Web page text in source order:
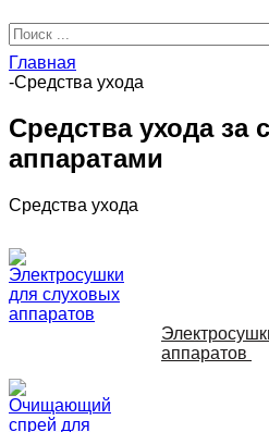
Главная
-Средства ухода
Средства ухода за
аппаратами
Средства ухода
аппаратов